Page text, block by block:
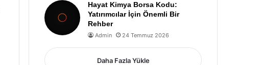
Hayat Kimya Borsa Kodu:
Yatırımcılar İçin Önemli Bir
Rehber
Admin 24 Temmuz 2026
Daha Fazla Yükle